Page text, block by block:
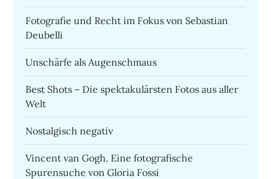
Fotografie und Recht im Fokus von Sebastian
Deubelli
Unschärfe als Augenschmaus
Best Shots – Die spektakulärsten Fotos aus aller
Welt
Nostalgisch negativ
Vincent van Gogh. Eine fotografische
Spurensuche von Gloria Fossi